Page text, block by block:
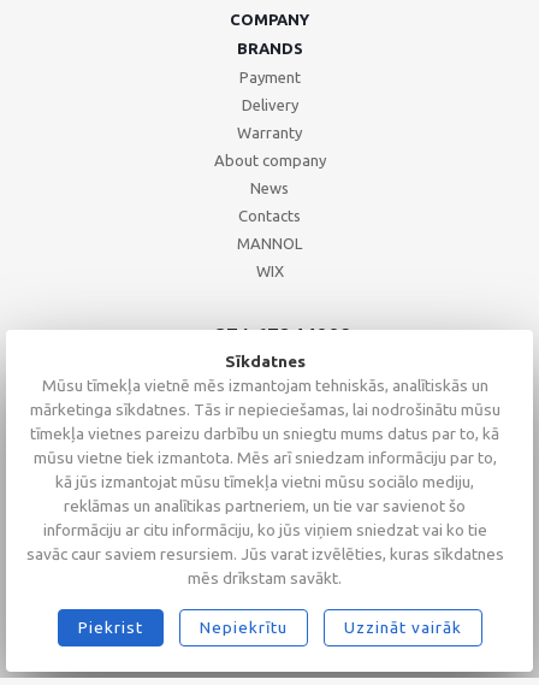
COMPANY
BRANDS
Payment
Delivery
Warranty
About company
News
Contacts
MANNOL
WIX
+371 67244008
+371 67271055
+371 26002793
2026 © Altaserviss SIA
Sīkdatnes
Mūsu tīmekļa vietnē mēs izmantojam tehniskās, analītiskās un
mārketinga sīkdatnes. Tās ir nepieciešamas, lai nodrošinātu mūsu
tīmekļa vietnes pareizu darbību un sniegtu mums datus par to, kā
mūsu vietne tiek izmantota. Mēs arī sniedzam informāciju par to,
kā jūs izmantojat mūsu tīmekļa vietni mūsu sociālo mediju,
reklāmas un analītikas partneriem, un tie var savienot šo
informāciju ar citu informāciju, ko jūs viņiem sniedzat vai ko tie
savāc caur saviem resursiem. Jūs varat izvēlēties, kuras sīkdatnes
mēs drīkstam savākt.
Piekrist Nepiekrītu Uzzināt vairāk